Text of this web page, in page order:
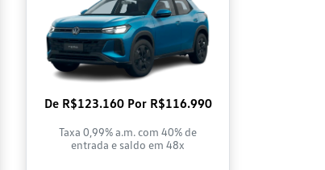
De R$123.160 Por R$116.990
Taxa 0,99% a.m. com 40% de
entrada e saldo em 48x